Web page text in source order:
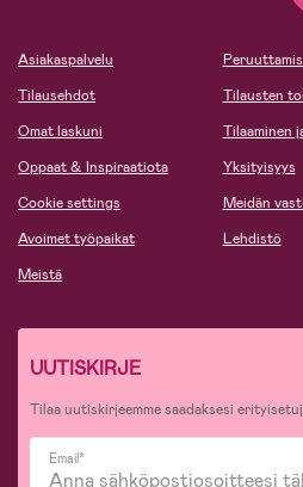
Asiakaspalvelu
Tilausehdot
Omat laskuni
Oppaat & Inspiraatiota
Cookie settings
Avoimet työpaikat
Meistä
Tilausten
Tilaaminen
Yksityisyys
Meidän
Lehdistö
UUTISKIRJE
Tilaa uutiskirjeemme saadaksesi
Email*